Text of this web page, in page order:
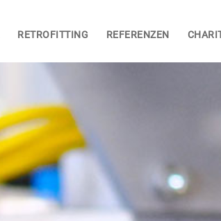
RETROFITTING REFERENZEN